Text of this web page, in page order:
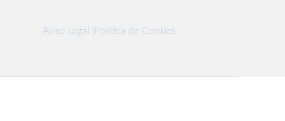
Aviso Legal | Política de Cookies